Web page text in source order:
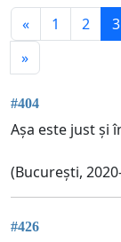
« 1 2 3
»
#404
Așa este just și
(București,
#426